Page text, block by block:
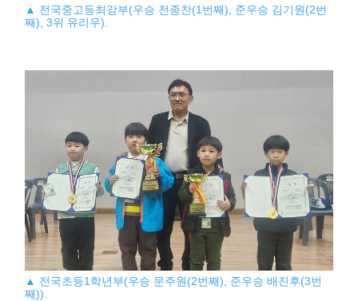
▲ 전국중고등최강부(우승 전종찬(1번째), 준우승 김기원(2번
째), 3위 유리우).
▲ 전국초등1학년부(우승 문주원(2번째), 준우승 배진후(3번
째)).